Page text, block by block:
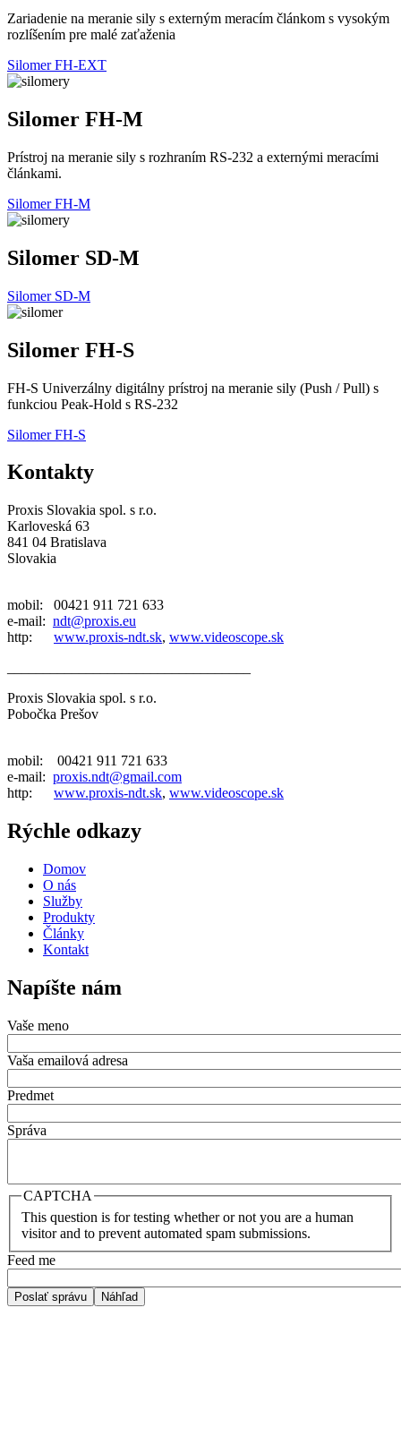
Zariadenie na meranie sily s externým meracím článkom s vysokým
rozlíšením pre malé zaťaženia
Silomer FH-EXT
Silomer FH-M
Prístroj na meranie sily s rozhraním RS-232 a externými meracími
článkami.
Silomer FH-M
Silomer SD-M
Silomer SD-M
Silomer FH-S
FH-S Univerzálny digitálny prístroj na meranie sily (Push / Pull) s
funkciou Peak-Hold s RS-232
Silomer FH-S
Kontakty
Proxis Slovakia spol. s r.o.
Karloveská 63
841 04 Bratislava
Slovakia
mobil: 00421 911 721 633
e-mail: ndt@proxis.eu
http: www.proxis-ndt.sk, www.videoscope.sk
Proxis Slovakia spol. s r.o.
Pobočka Prešov
mobil: 00421 911 721 633
e-mail: proxis.ndt@gmail.com
http: www.proxis-ndt.sk, www.videoscope.sk
Rýchle odkazy
Domov
O nás
Služby
Produkty
Články
Kontakt
Napíšte nám
Vaše meno
Vaša emailová adresa
Predmet
Správa
CAPTCHA
This question is for testing whether or not you are a human
visitor and to prevent automated spam submissions.
Feed me
Poslať správu Náhľad